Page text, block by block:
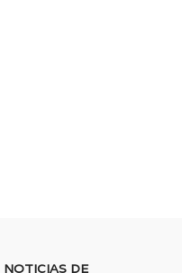
NOTICIAS DE